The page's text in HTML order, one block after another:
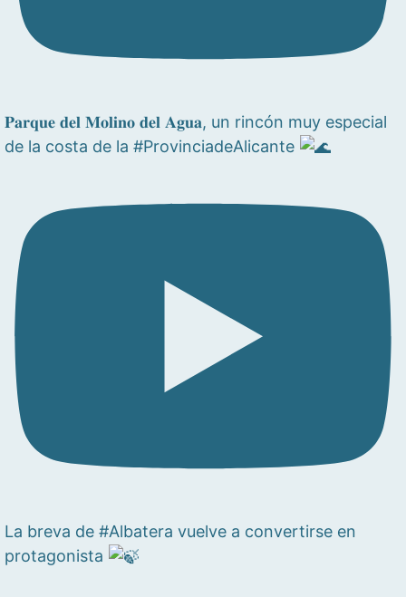
𝐏𝐚𝐫𝐪𝐮𝐞 𝐝𝐞𝐥 𝐌𝐨𝐥𝐢𝐧𝐨 𝐝𝐞𝐥 𝐀𝐠𝐮𝐚, un rincón muy especial
de la costa de la #ProvinciadeAlicante
La breva de #Albatera vuelve a convertirse en
protagonista